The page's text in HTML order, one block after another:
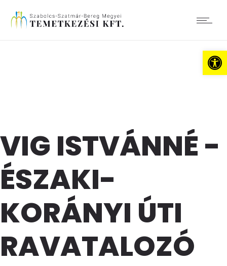
VIG ISTVÁNNÉ -
ÉSZAKI-
KORÁNYI ÚTI
RAVATALOZÓ